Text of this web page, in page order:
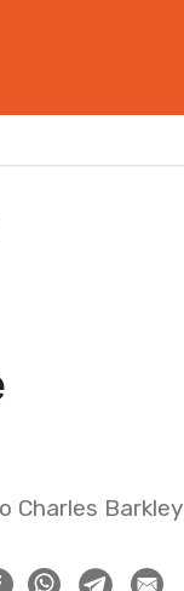
Charles Barkley